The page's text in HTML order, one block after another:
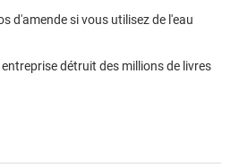
d'amende si vous utilisez de l'eau
détruit des millions de livres